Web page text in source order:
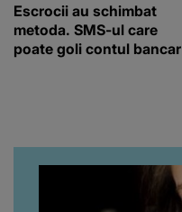
Escrocii au schimbat
metoda. SMS-ul care
poate goli contul bancar